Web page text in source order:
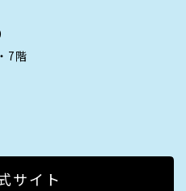
7階
サイト